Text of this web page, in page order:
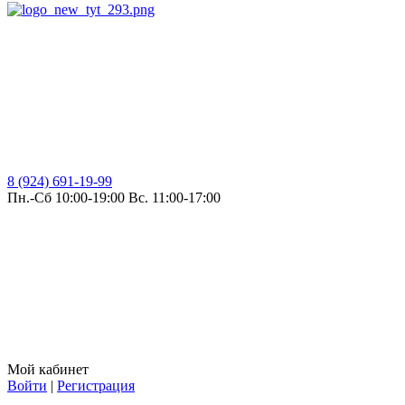
8 (924) 691-19-99
Пн.-Сб 10:00-19:00 Вс. 11:00-17:00
Мой кабинет
Войти | Регистрация